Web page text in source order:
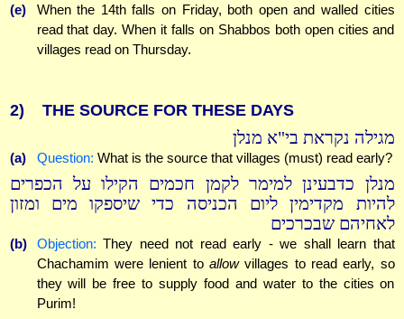
(e)
When the 14th falls on Friday, both open and walled cities
read that day. When it falls on Shabbos both open cities and
villages read on Thursday.
2) THE SOURCE FOR THESE DAYS
מגילה נקראת בי"א מנלן
(a) Question: What is the source that villages (must) read early?
מנלן כדבעינן למימר לקמן חכמים הקילו על הכפרים
להיות מקדימין ליום הכניסה כדי שיספקו מים ומזון
לאחיהם שבכרכים
(b) Objection: They need not read early - we shall learn that
Chachamim were lenient to allowvillages to read early, so
they will be free to supply food and water to the cities on
Purim!